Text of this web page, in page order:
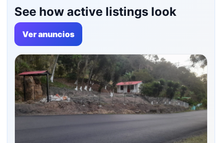
See how active listings look
Ver anuncios